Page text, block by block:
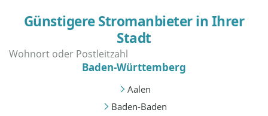
Günstigere Stromanbieter in Ihrer
Stadt
Baden-Württemberg
Aalen
Baden-Baden